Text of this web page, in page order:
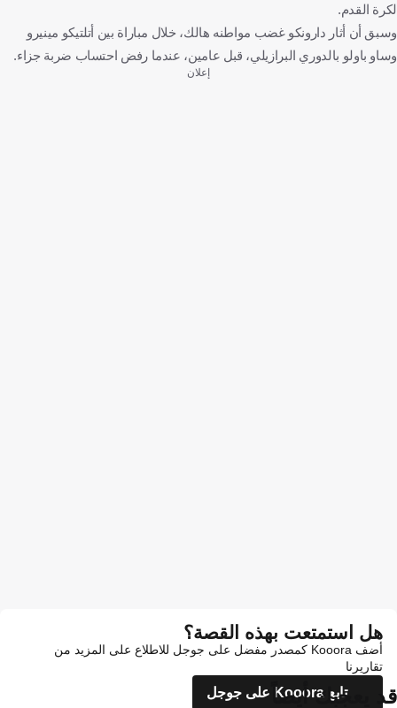
لكرة القدم.
وسبق أن أثار دارونكو غضب مواطنه هالك، خلال مباراة بين أتلتيكو مينيرو
وساو باولو بالدوري البرازيلي، قبل عامين، عندما رفض احتساب ضربة جزاء.
إعلان
هل استمتعت بهذه القصة؟
أضف Kooora كمصدر مفضل على جوجل للاطلاع على المزيد من
تقاريرنا
تابع Kooora على جوجل
قد يعجبك أيضاً